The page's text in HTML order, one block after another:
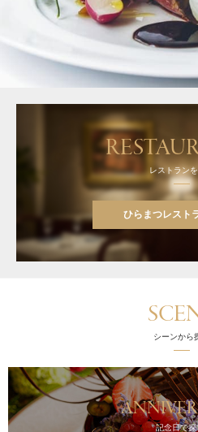
レストラン
ひらまつレスト
シーンから
記念日で探